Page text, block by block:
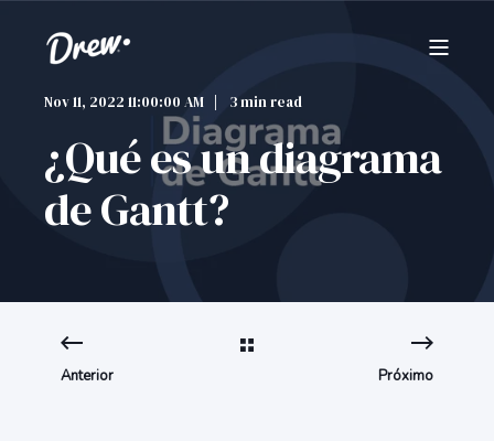
Nov 11, 2022 11:00:00 AM 3 min read
¿Qué es un diagrama
de Gantt?
Anterior Próximo